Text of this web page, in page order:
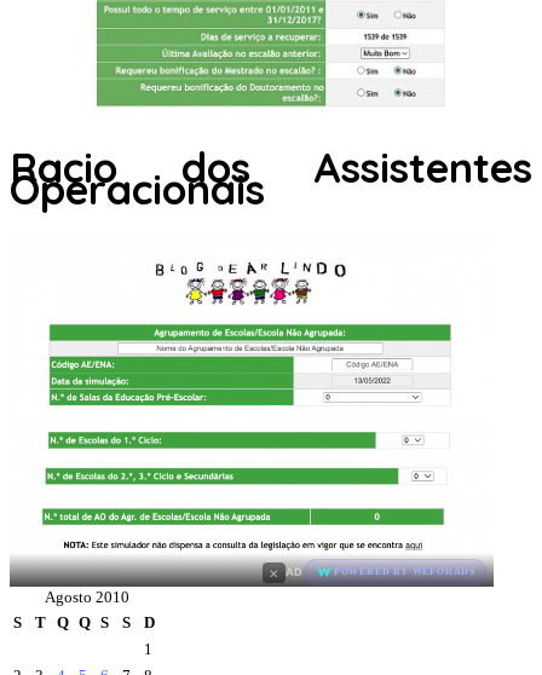
Racio dos Assistentes
Operacionais
× AD POWERED BY WEFORADS
Agosto 2010
S
T Q Q S S
D
1